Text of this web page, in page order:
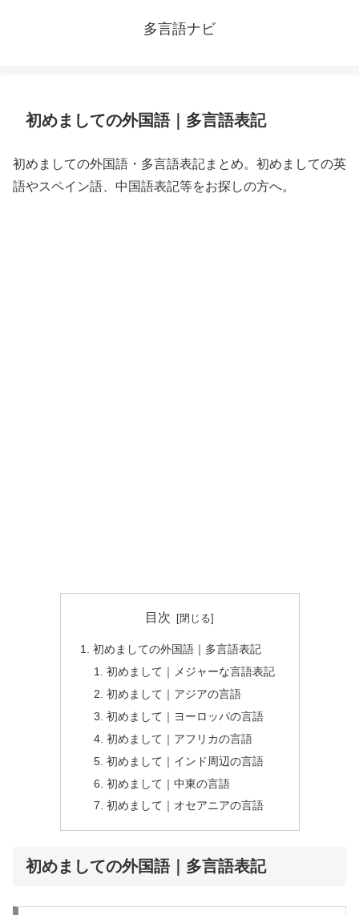
多言語ナビ
初めましての外国語｜多言語表記
初めましての外国語・多言語表記まとめ。初めましての英
語やスペイン語、中国語表記等をお探しの方へ。
目次
初めましての外国語｜多言語表記
初めまして｜メジャーな言語表記
初めまして｜アジアの言語
初めまして｜ヨーロッパの言語
初めまして｜アフリカの言語
初めまして｜インド周辺の言語
初めまして｜中東の言語
初めまして｜オセアニアの言語
初めましての外国語｜多言語表記